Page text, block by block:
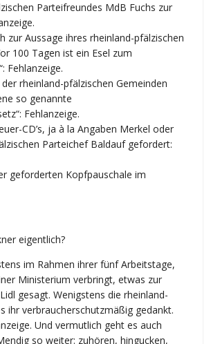
Parteifreundes MdB Fuchs zur
Aussage ihres rheinland-pfälzischen
100 Tagen ist ein Esel zum
Fehlanzeige.
rheinland-pfälzischen Gemeinden
so genannte
Fehlanzeige.
CD’s, ja à la Angaben Merkel oder
Parteichef Baldauf gefordert:
geforderten Kopfpauschale im
eigentlich?
im Rahmen ihrer fünf Arbeitstage,
Ministerium verbringt, etwas zur
gesagt. Wenigstens die rheinland-
ihr verbraucherschutzmäßig gedankt.
Und vermutlich geht es auch
so weiter: zuhören, hingucken,